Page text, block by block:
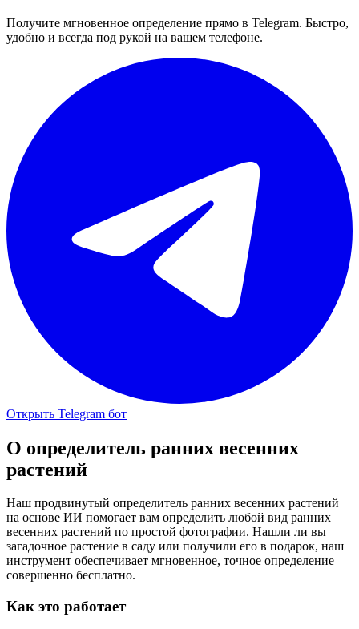
Получите мгновенное определение прямо в Telegram. Быстро,
удобно и всегда под рукой на вашем телефоне.
Открыть Telegram бот
О определитель ранних весенних
растений
Наш продвинутый определитель ранних весенних растений
на основе ИИ помогает вам определить любой вид ранних
весенних растений по простой фотографии. Нашли ли вы
загадочное растение в саду или получили его в подарок, наш
инструмент обеспечивает мгновенное, точное определение
совершенно бесплатно.
Как это работает